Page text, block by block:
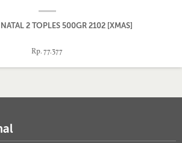
2 TOPLES 500GR 2102 [XMAS]
Rp. 77.377